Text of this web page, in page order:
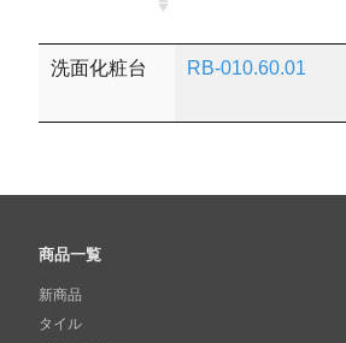
洗面化粧台 RB-010.60.01
商品一覧
新商品
タイル